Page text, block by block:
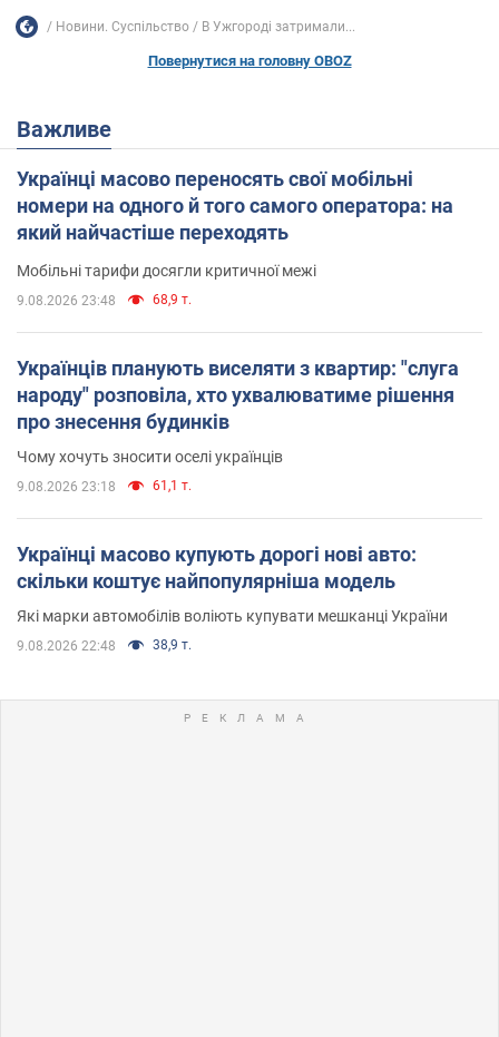
Новини. Суспільство В Ужгороді затримали...
Повернутися на головну OBOZ
Важливе
Українці масово переносять свої мобільні
номери на одного й того самого оператора: на
який найчастіше переходять
Мобільні тарифи досягли критичної межі
9.08.2026 23:48 68,9 т.
Українців планують виселяти з квартир: "слуга
народу" розповіла, хто ухвалюватиме рішення
про знесення будинків
Чому хочуть зносити оселі українців
9.08.2026 23:18 61,1 т.
Українці масово купують дорогі нові авто:
скільки коштує найпопулярніша модель
Які марки автомобілів воліють купувати мешканці України
9.08.2026 22:48 38,9 т.